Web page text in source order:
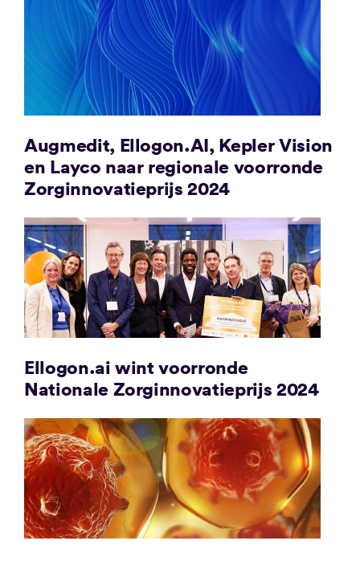
Augmedit, Ellogon.AI, Kepler Vision
en Layco naar regionale voorronde
Zorginnovatieprijs 2024
Ellogon.ai wint voorronde
Nationale Zorginnovatieprijs 2024